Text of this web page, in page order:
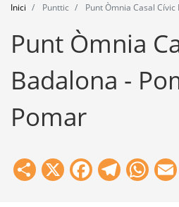
Agenda
Formació
Eines
Inici Punttic Punt Òmnia Casal
Punt Òmnia
Badalona -
Pomar
Share
X Facebook